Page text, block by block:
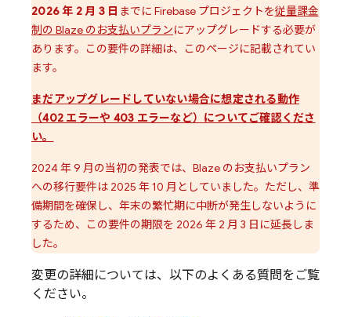
2026 年 2 月 3 日 までに Firebase プロジェクトを従量課金
制の Blaze のお支払いプランにアップグレードする必要が
あります。この要件の詳細は、このページに記載されてい
ます。
まだアップグレードしていない場合に想定される動作
（402 エラーや 403 エラーなど）についてご確認くださ
い。
2024 年 9 月の当初の発表では、Blaze のお支払いプラン
への移行要件は 2025 年 10 月としていました。ただし、準
備期間を確保し、年末の繁忙期に中断が発生しないように
するため、この要件の期限を 2026 年 2 月 3 日 に延長しま
した。
変更の詳細については、以下のよくある質問をご覧
ください。